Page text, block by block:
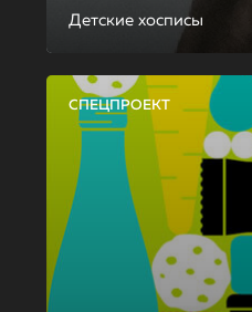
Детские хосписы
СПЕЦПРОЕКТ